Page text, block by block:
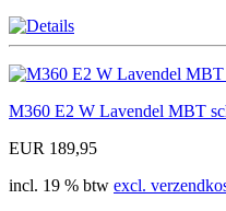
M360 E2 W Lavendel MBT
EUR 189,95
incl. 19 % btw excl.